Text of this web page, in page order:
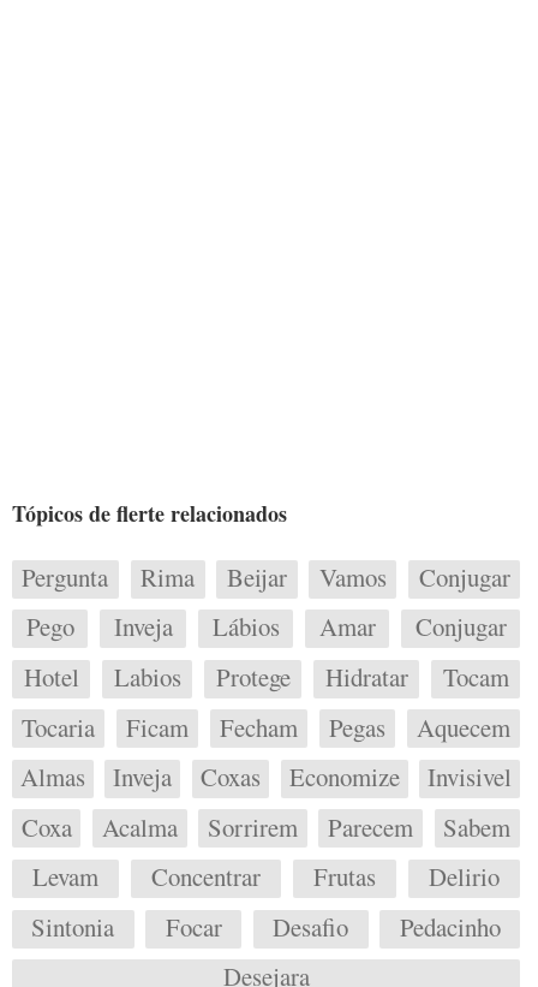
Tópicos de flerte relacionados
Pergunta Rima Beijar Vamos
Conjugar
Pego
Inveja Lábios Amar
Conjugar
Hotel
Labios Protege Hidratar
Tocam
Tocaria
Ficam Fecham Pegas
Aquecem
Almas
Inveja Coxas Economize
Invisivel
Coxa
Acalma Sorrirem Parecem
Sabem
Levam
Concentrar Frutas
Delirio
Sintonia
Focar Desafio
Pedacinho
Desejara